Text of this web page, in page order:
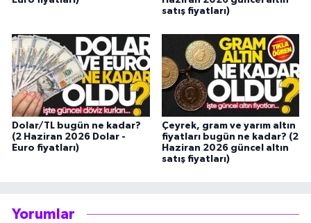
satış fiyatları)
Dolar/TL bugün ne kadar?
(2 Haziran 2026 Dolar -
Euro fiyatları)
Çeyrek, gram ve yarım altın
fiyatları bugün ne kadar? (2
Haziran 2026 güncel altın
satış fiyatları)
Yorumlar